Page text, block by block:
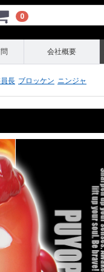
0
会社概要
長 ブロッケン ニンジャ